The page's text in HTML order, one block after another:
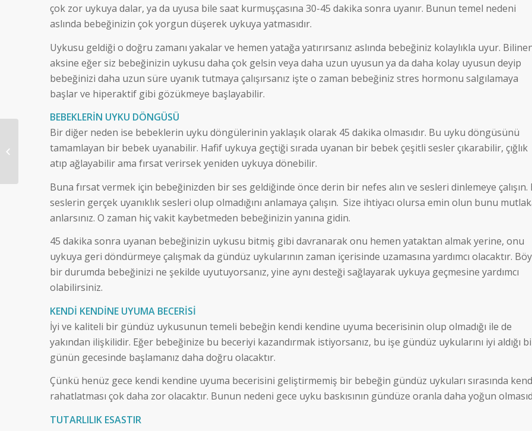
çok zor uykuya dalar, ya da uyusa bile saat kurmuşçasına 30-45 dakika sonra uyanır. Bunun temel nedeni
aslında bebeğinizin çok yorgun düşerek uykuya yatmasıdır.
Uykusu geldiği o doğru zamanı yakalar ve hemen yatağa yatırırsanız aslında bebeğiniz kolaylıkla uyur.
aksine eğer siz bebeğinizin uykusu daha çok gelsin veya daha uzun uyusun ya da daha kolay uyusun deyip
bebeğinizi daha uzun süre uyanık tutmaya çalışırsanız işte o zaman bebeğiniz stres hormonu salgılamaya
başlar ve hiperaktif gibi gözükmeye başlayabilir.
BEBEKLERİN UYKU DÖNGÜSÜ
Bir diğer neden ise bebeklerin uyku döngülerinin yaklaşık olarak 45 dakika olmasıdır. Bu uyku döngüsünü
tamamlayan bir bebek uyanabilir. Hafif uykuya geçtiği sırada uyanan bir bebek çeşitli sesler çıkarabilir, çığlık
atıp ağlayabilir ama fırsat verirsek yeniden uykuya dönebilir.
Buna fırsat vermek için bebeğinizden bir ses geldiğinde önce derin bir nefes alın ve sesleri dinlemeye çalışın.
seslerin gerçek uyanıklık sesleri olup olmadığını anlamaya çalışın. Size ihtiyacı olursa emin olun bunu
anlarsınız. O zaman hiç vakit kaybetmeden bebeğinizin yanına gidin.
45 dakika sonra uyanan bebeğinizin uykusu bitmiş gibi davranarak onu hemen yataktan almak yerine, onu
uykuya geri döndürmeye çalışmak da gündüz uykularının zaman içerisinde uzamasına yardımcı olacaktır.
bir durumda bebeğinizi ne şekilde uyutuyorsanız, yine aynı desteği sağlayarak uykuya geçmesine yardımcı
olabilirsiniz.
KENDİ KENDİNE UYUMA BECERİSİ
İyi ve kaliteli bir gündüz uykusunun temeli bebeğin kendi kendine uyuma becerisinin olup olmadığı ile de
yakından ilişkilidir. Eğer bebeğinize bu beceriyi kazandırmak istiyorsanız, bu işe gündüz uykularını iyi aldığı
günün gecesinde başlamanız daha doğru olacaktır.
Çünkü henüz gece kendi kendine uyuma becerisini geliştirmemiş bir bebeğin gündüz uykuları sırasında
rahatlatması çok daha zor olacaktır. Bunun nedeni gece uyku baskısının gündüze oranla daha yoğun
TUTARLILIK ESASTIR
Uyku Konusunda
Doğru Bilinen Yanlışlar